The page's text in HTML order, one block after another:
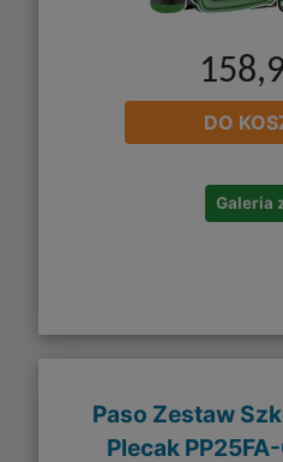
DO
Galeria
Paso Zestaw
Plecak